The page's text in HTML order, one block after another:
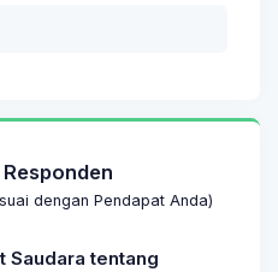
dengan Pendapat Anda)
Saudara tentang